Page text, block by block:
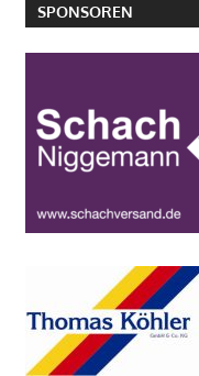
SPONSOREN